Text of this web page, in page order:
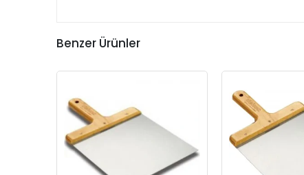
Benzer Ürünler